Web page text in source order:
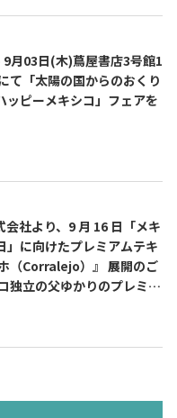
月03日(木)蔦屋書店3号館1
て「太陽の国からのおくり
ッピーメキシコ」フェアを
社より、9 月 16 日「メキ
」に向けたプレミアムテキ
（Corralejo）』 展開のご
独立の父ゆかりのプレミア